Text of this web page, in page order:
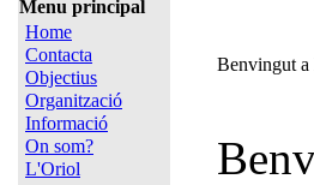
Menu principal
Home
Contacta
Objectius
Organització
Informació
On som?
L'Oriol
Benvingut